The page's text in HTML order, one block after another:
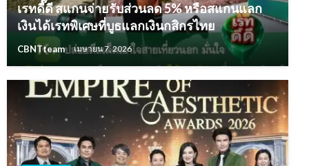
เรทดี๊ดี สแกนจ่ายรับส่วนลด 5% หรือสแกนแลก
เงินได้เรทพิเศษที่บูธแลกเงินกสิกรไทย
CBNTteam เมษายน 7, 2026